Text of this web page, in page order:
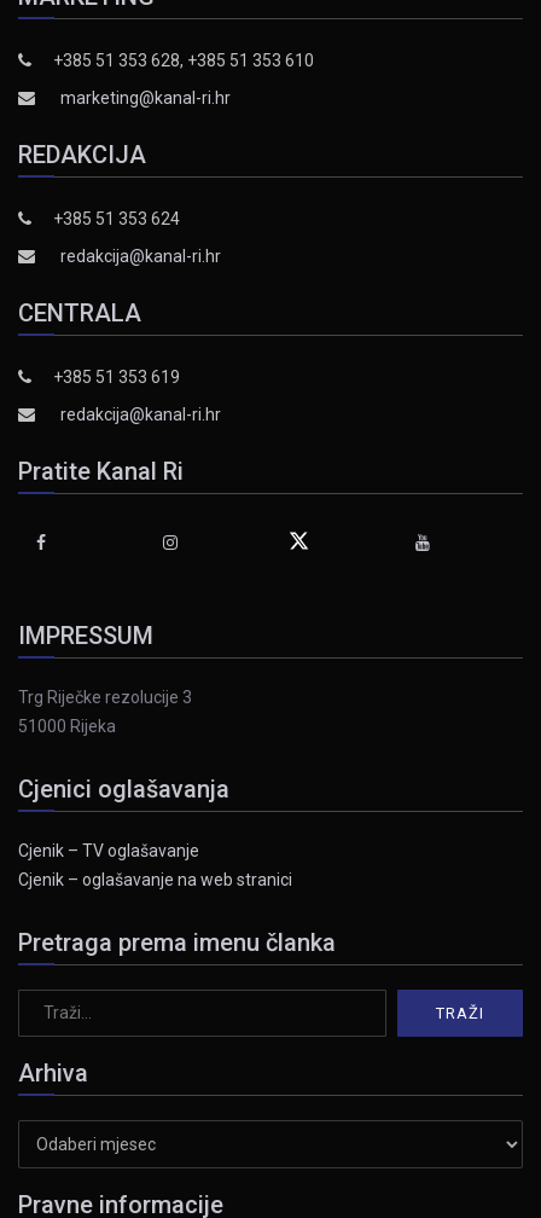
+385 51 353 628, +385 51 353 610
marketing@kanal-ri.hr
REDAKCIJA
+385 51 353 624
redakcija@kanal-ri.hr
CENTRALA
+385 51 353 619
redakcija@kanal-ri.hr
Pratite Kanal Ri
IMPRESSUM
Trg Riječke rezolucije 3
51000 Rijeka
Cjenici oglašavanja
Cjenik – TV oglašavanje
Cjenik – oglašavanje na web stranici
Pretraga prema imenu članka
Arhiva
Pravne informacije